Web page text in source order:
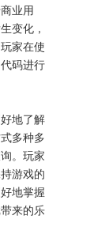
业用
变化，
家在使
码进行
地了解
多种多
。玩家
游戏的
地掌握
来的乐